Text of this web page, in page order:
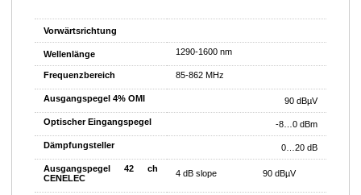
Vorwärtsrichtung
Wellenlänge 1290-1600 nm
Frequenzbereich 85-862 MHz
Ausgangspegel 4% OMI 90 dBµV
Optischer Eingangspegel -8…0 dBm
Dämpfungsteller 0…20 dB
Ausgangspegel 42 ch
CENELEC
4 dB slope 90 dBµV